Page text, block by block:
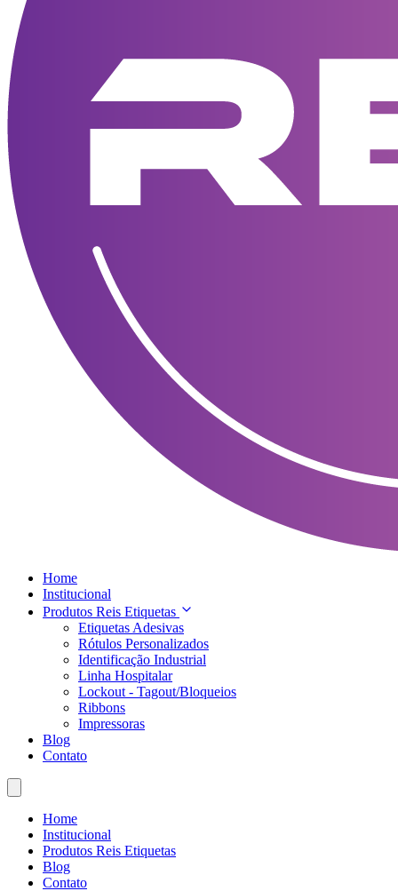
Home
Institucional
Produtos Reis Etiquetas
Etiquetas Adesivas
Rótulos Personalizados
Identificação Industrial
Linha Hospitalar
Lockout - Tagout/Bloqueios
Ribbons
Impressoras
Blog
Contato
Home
Institucional
Produtos Reis Etiquetas
Blog
Contato